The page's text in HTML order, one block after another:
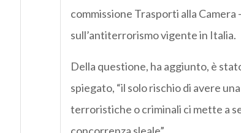
commissione Trasporti alla Camera
sull’antiterrorismo vigente in Italia.
Della questione, ha aggiunto, è
spiegato, “il solo rischio di avere una
terroristiche o criminali ci mette a